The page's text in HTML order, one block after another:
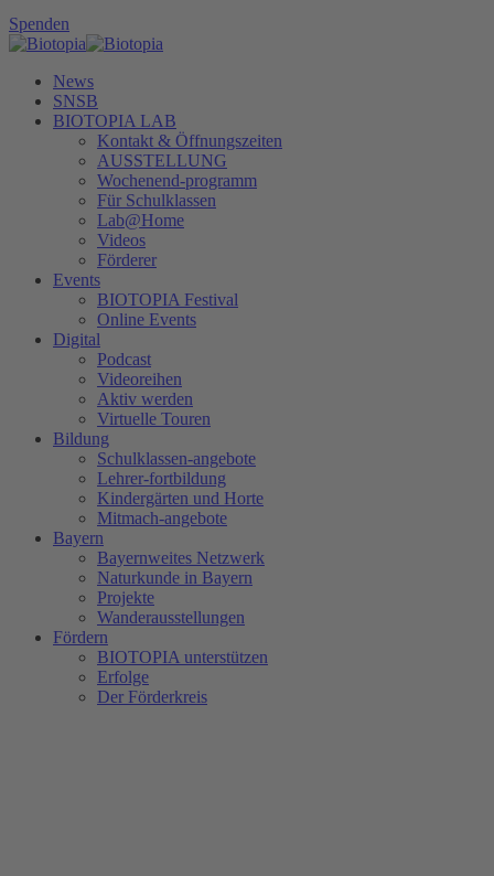
Spenden
News
SNSB
BIOTOPIA LAB
Kontakt & Öffnungszeiten
AUSSTELLUNG
Wochenend-programm
Für Schulklassen
Lab@Home
Videos
Förderer
Events
BIOTOPIA Festival
Online Events
Digital
Podcast
Videoreihen
Aktiv werden
Virtuelle Touren
Bildung
Schulklassen-angebote
Lehrer-fortbildung
Kindergärten und Horte
Mitmach-angebote
Bayern
Bayernweites Netzwerk
Naturkunde in Bayern
Projekte
Wanderausstellungen
Fördern
BIOTOPIA unterstützen
Erfolge
Der Förderkreis